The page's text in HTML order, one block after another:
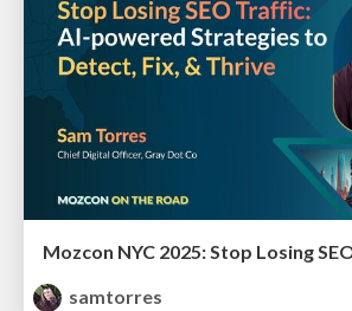
Mozcon NYC 2025: Stop Losing
samtorres